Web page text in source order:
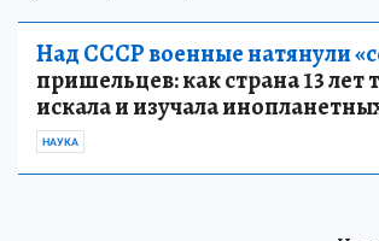
Над СССР военные натянули
пришельцев: как страна 13 лет
искала и изучала
НАУКА